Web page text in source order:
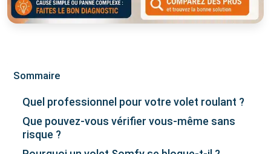
Sommaire
Quel professionnel pour votre volet roulant ?
Que pouvez-vous vérifier vous-même sans
risque ?